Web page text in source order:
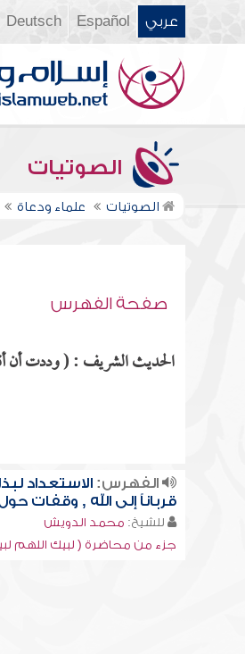
عربي Español
Deutsch
الصوتيات
الصوتيات علماء ودعاة
صفحة الفهرس
الحديث الشريف : ( وددت أن
الفهرس:الاستعداد
قرباناً إلى الله , وقفات
للشيخ: محمد الدويش
جزء من محاضرة ( لبيك اللهم